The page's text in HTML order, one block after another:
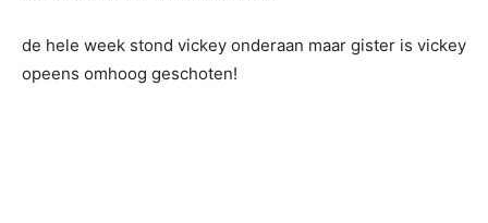
de hele week stond vickey onderaan maar gister is vickey
opeens omhoog geschoten!